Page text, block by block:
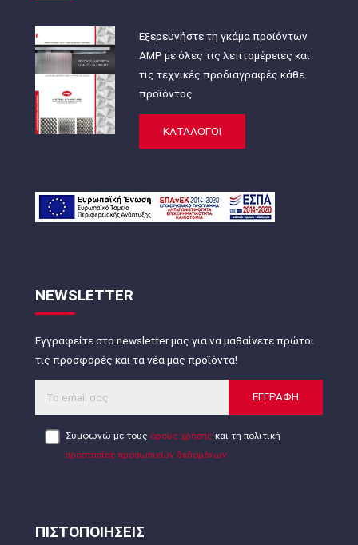
Εξερευνήστε τη γκάμα προϊόντων
AMP με όλες τις λεπτομέρειες και
τις τεχνικές προδιαγραφές κάθε
προϊόντος
ΚΑΤΑΛΟΓΟΙ
NEWSLETTER
Εγγραφείτε στο newsletter μας για να μαθαίνετε πρώτοι
τις προσφορές και τα νέα μας προϊόντα!
ΕΓΓΡΑΦΗ
Συμφωνώ με τους όρους χρήσης και τη πολιτική
προστασίας προσωπικών δεδομένων
ΠΙΣΤΟΠΟΙΗΣΕΙΣ